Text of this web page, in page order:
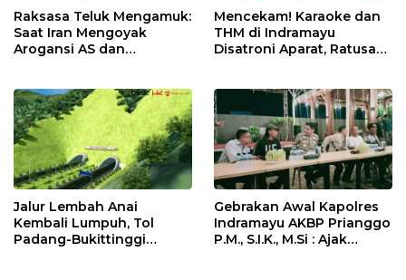
Raksasa Teluk Mengamuk:
Saat Iran Mengoyak
Arogansi AS dan
Mencekam! Karaoke dan
THM di Indramayu
Disatroni Aparat, Ratusan
Jalur Lembah Anai
Kembali Lumpuh, Tol
Padang-Bukittinggi
Gebrakan Awal Kapolres
Indramayu AKBP Prianggo
P.M., S.I.K., M.Si : Ajak